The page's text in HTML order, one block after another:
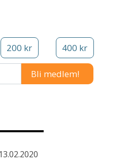
200 kr 400 kr
13.02.2020